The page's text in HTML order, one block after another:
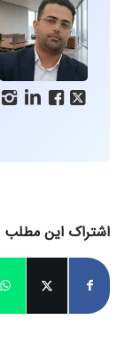
   
اشتراک این مطلب